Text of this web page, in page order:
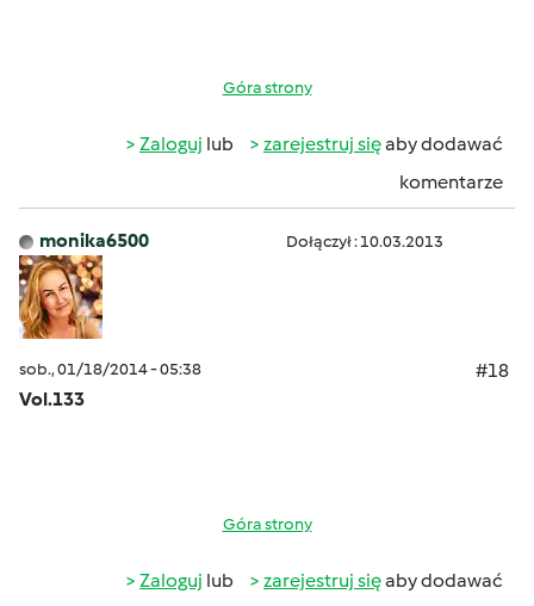
Góra strony
Zaloguj lub zarejestruj sięaby dodawać
komentarze
monika6500 Dołączył : 10.03.2013
sob., 01/18/2014 - 05:38
#18
Vol.133
Góra strony
Zaloguj lub zarejestruj sięaby dodawać